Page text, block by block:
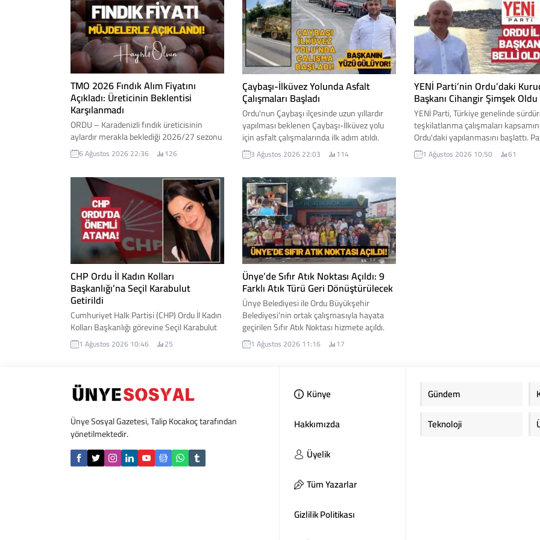
TMO 2026 Fındık Alım Fiyatını
Açıkladı: Üreticinin Beklentisi
Karşılanmadı
ORDU – Karadenizli fındık üreticisinin
aylardır merakla beklediği 2026/27 sezonu
kabuklu fındık alım fiyatları Toprak
Mahsulleri Ofisi (TMO) tarafından açıklandı.
tarafından "müjde" olarak duyurulurken,
üretici cephesinde ise beklentilerin altında
kaldığı yönünde değerlendirmeler yapıldı.
İşte fındık fiyatı...
6 Ağustos 2026 22:36 126
Çaybaşı-İlküvez Yolunda Asfalt
Çalışmaları Başladı
Ordu'nun Çaybaşı ilçesinde uzun yıllardır
yapılması beklenen Çaybaşı-İlküvez yolu
için asfalt çalışmalarında ilk adım atıldı.
Yüklenici firmanın iş makineleriyle sahaya
inmesiyle birlikte yol yapım çalışmalarına
resmen başlandı. Çaybaşı Belediye Başkanı
Mesut Karayiğit, çalışmalara ilişkin
gelişmeyi sosyal medya hesabından yaptığı
paylaşımla duyurdu. Karayiğit, Çaybaşı-
İlküvez hattında başlayan çalışmaların
sadece bir yol projesi...
3 Ağustos 2026 22:03 114
YENİ Parti’nin Ordu’daki
Başkanı Cihangir Şimşek Oldu
YENİ Parti, Türkiye genelinde
teşkilatlanma çalışmaları
Ordu'daki yapılanmasını başlattı.
Genel Merkezi tarafından alınan
Ordu İl Teşkilatı'nın kuruluş sürecini
1 Ağustos 2026 10:50 61
CHP Ordu İl Kadın Kolları
Başkanlığı’na Seçil Karabulut
Getirildi
Cumhuriyet Halk Partisi (CHP) Ordu İl Kadın
Kolları Başkanlığı görevine Seçil Karabulut
atandı. Yeni görevine başlamasının
ardından açıklamalarda bulunan Karabulut,
çalışacaklarını ifade etti. İşte detaylar...
1 Ağustos 2026 10:46 25
Ünye’de Sıfır Atık Noktası Açıldı: 9
Farklı Atık Türü Geri Dönüştürülecek
Ünye Belediyesi ile Ordu Büyükşehir
Belediyesi'nin ortak çalışmasıyla hayata
geçirilen Sıfır Atık Noktası hizmete açıldı.
Yeni merkez sayesinde vatandaşlar, geri
dönüştürülebilir atıklarını kaynağında
ayrıştırarak hem çevrenin korunmasına
hem de ülke ekonomisine katkı
sağlayabilecek.
1 Ağustos 2026 11:16 17
Ünye Sosyal Gazetesi, Talip Kocakoç tarafından
yönetilmektedir.
Künye
Hakkımızda
Üyelik
Tüm Yazarlar
Gizlilik Politikası
Gündem
Teknoloji